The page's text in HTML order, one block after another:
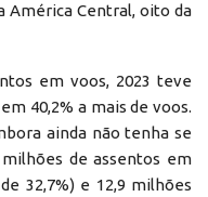
América Central, oito da
em voos, 2023 teve
40,2% a mais de voos.
ainda não tenha se
milhões de assentos em
32,7%) e 12,9 milhões